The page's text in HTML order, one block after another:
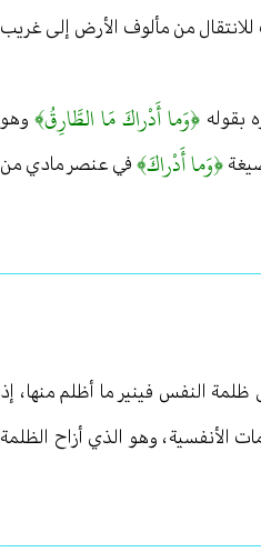
للانتقال من مألوف الأرض إلى غريب
بقوله ﴿وَما أَدْراكَ مَا الطَّارِقُ﴾وهو
﴿وَما أَدْراكَ﴾في عنصر مادي من
النفس فينير ما أظلم منها ، إذ
الأنفسية ، وهو الذي أزاح الظلمة